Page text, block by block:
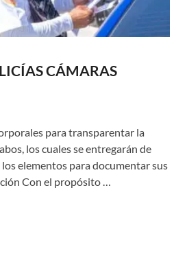
CÁMARAS
para transparentar la
los cuales se entregarán de
elementos para documentar sus
Con el propósito …